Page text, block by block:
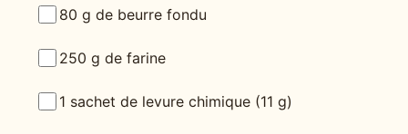
80 g de beurre fondu
250 g de farine
1 sachet de levure chimique (11 g)